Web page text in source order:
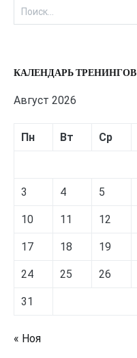
Найти:
КАЛЕНДАРЬ ТРЕНИНГОВ
Август 2026
Пн Вт Ср
3 4 5
10 11 12
17 18 19
24 25 26
31
« Ноя